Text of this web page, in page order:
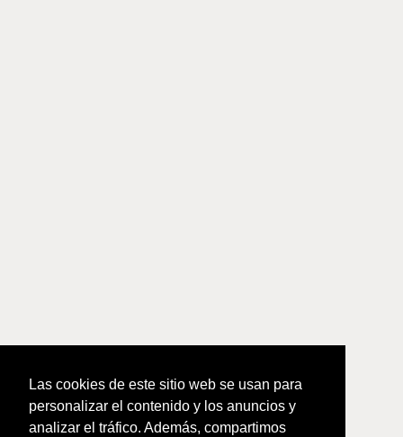
Las cookies de este sitio web se usan para
personalizar el contenido y los anuncios y
analizar el tráfico. Además, compartimos